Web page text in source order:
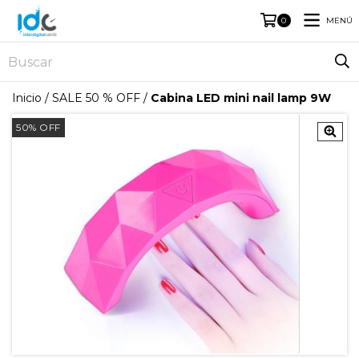
0 MENÚ
Inicio / SALE 50 % OFF / Cabina LED mini nail lamp 9W
50% OFF